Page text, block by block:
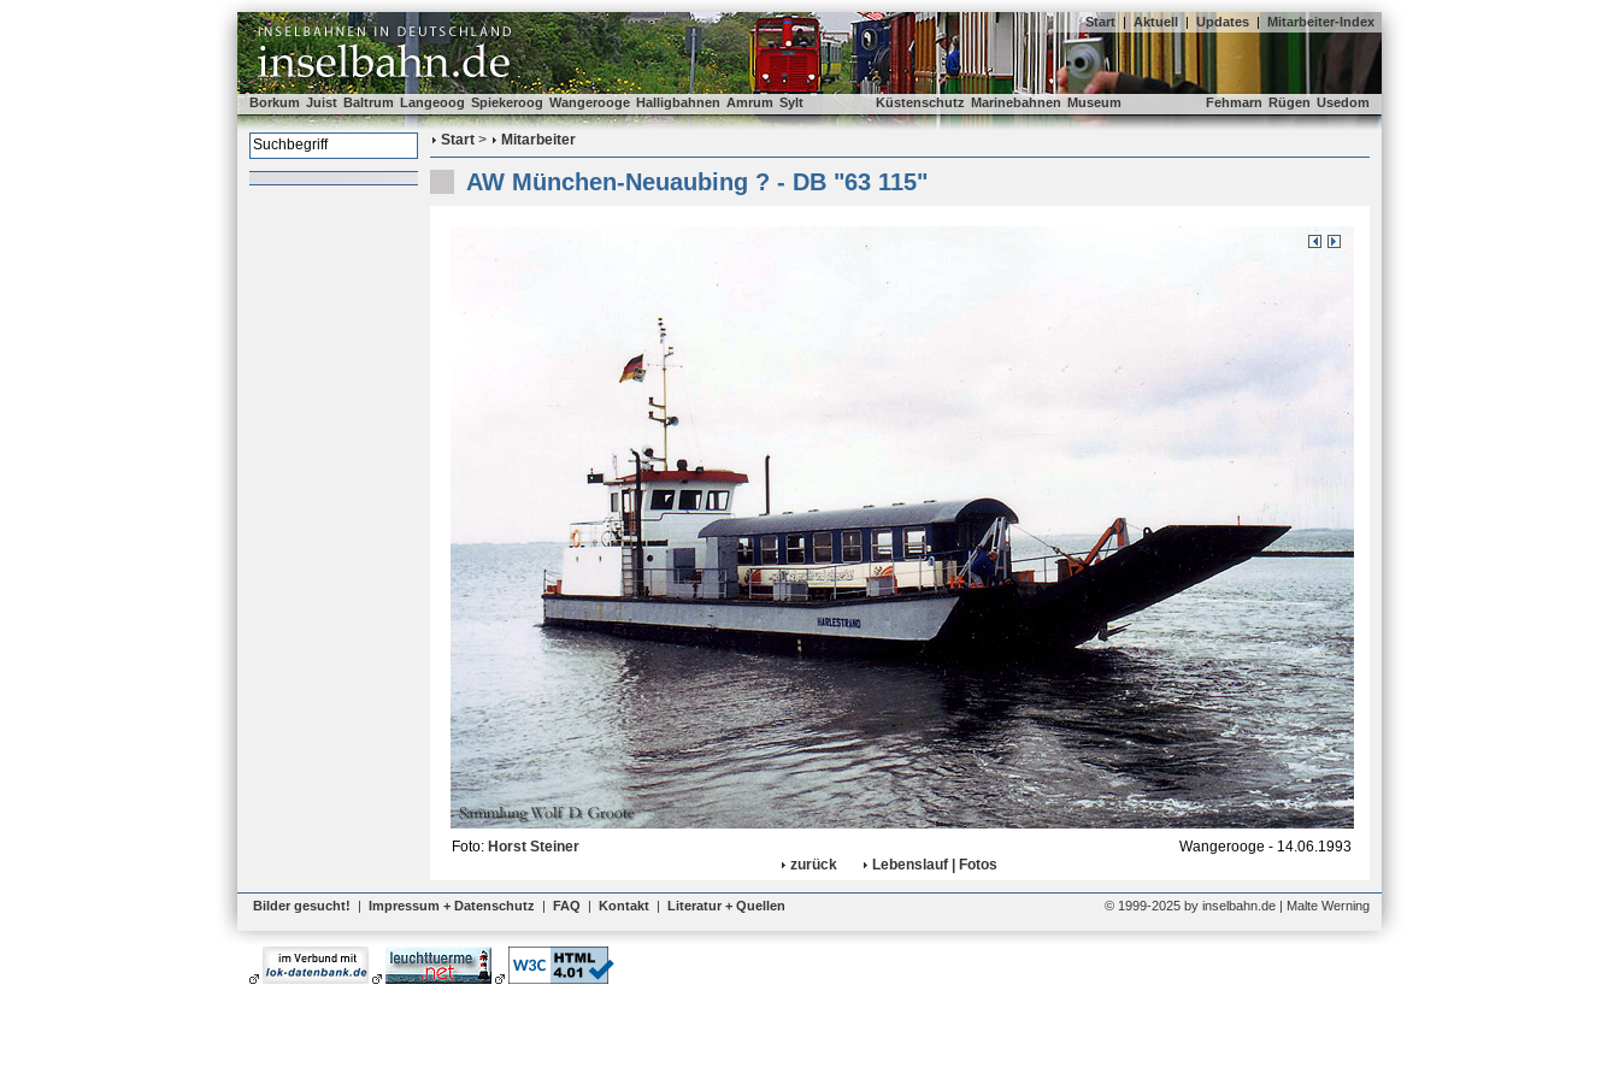
Start | Aktuell | Updates | Mitarbeiter-Index
Borkum Juist Baltrum Langeoog Spiekeroog Wangerooge Halligbahnen Amrum Sylt Küstenschutz Marinebahnen Museum Fehmarn Rügen Usedom
Start > Mitarbeiter
AW München-Neuaubing ? - DB "63 115"
Foto: Horst Steiner
Wangerooge - 14.06.1993
zurück
Lebenslauf | Fotos
Bilder gesucht! | Impressum + Datenschutz | FAQ | Kontakt | Literatur + Quellen © 1999-2025 by inselbahn.de | Malte Werning